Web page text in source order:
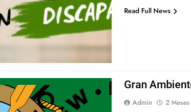
Read Full News
Gran
Admin 2